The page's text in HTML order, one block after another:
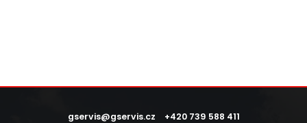
gservis@gservis.cz +420 739 588 411